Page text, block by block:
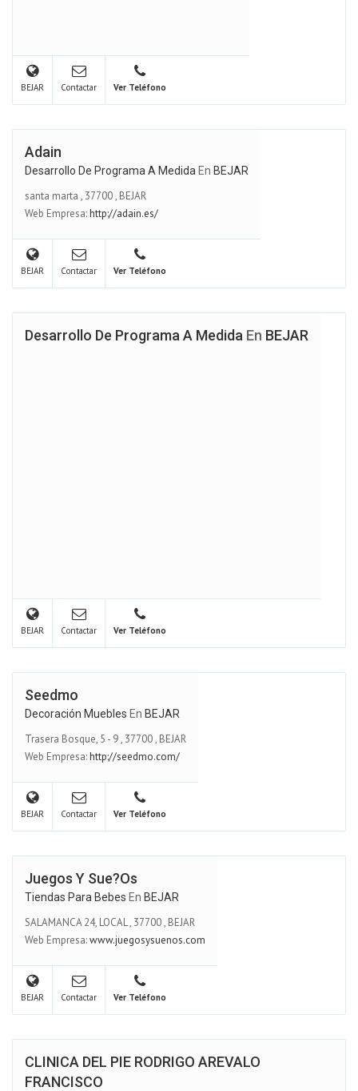
BEJAR Contactar Ver Teléfono
Adain
Desarrollo De Programa A Medida En BEJAR
santa marta , 37700, BEJAR
Web Empresa:http://adain.es/
BEJAR Contactar Ver Teléfono
Desarrollo De Programa A Medida En BEJAR
BEJAR Contactar Ver Teléfono
Seedmo
Decoración Muebles En BEJAR
Trasera Bosque, 5 - 9, 37700, BEJAR
Web Empresa:http://seedmo.com/
BEJAR Contactar Ver Teléfono
Juegos Y Sue?os
Tiendas Para Bebes En BEJAR
SALAMANCA 24, LOCAL, 37700, BEJAR
Web Empresa:www.juegosysuenos.com
BEJAR Contactar Ver Teléfono
CLINICA DEL PIE RODRIGO AREVALO
FRANCISCO